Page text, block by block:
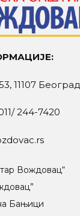
11107 Београд
244-7420
Вождовац“
Бањици